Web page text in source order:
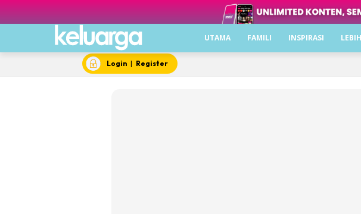
UTAMA FAMILI INSPIRASI
Login | Register